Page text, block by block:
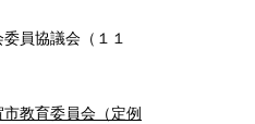
員協議会（１１
教育委員会（定例